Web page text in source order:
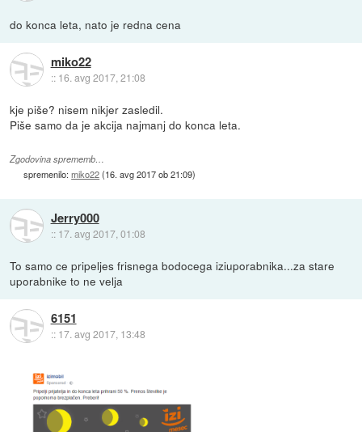
do konca leta, nato je redna cena
miko22
:: 16. avg 2017, 21:08
kje piše? nisem nikjer zasledil.
Piše samo da je akcija najmanj do konca leta.
Zgodovina sprememb…
spremenilo:miko22(16. avg 2017 ob 21:09)
Jerry000
:: 17. avg 2017, 01:08
To samo ce pripeljes frisnega bodocega iziuporabnika...za stare
uporabnike to ne velja
6151
:: 17. avg 2017, 13:48